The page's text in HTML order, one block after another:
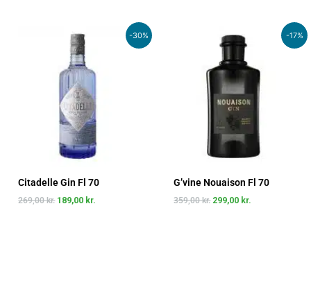
-30%
Citadelle Gin Fl 70
269,00kr.
oprindelige
pris
var:
269,00 kr..
189,00 kr.
189,00 kr..
-17%
G’vine Nouaison Fl 70
359,00kr.
oprindelige
pris
var:
359,00 kr..
299,00 kr.
299,00 kr..